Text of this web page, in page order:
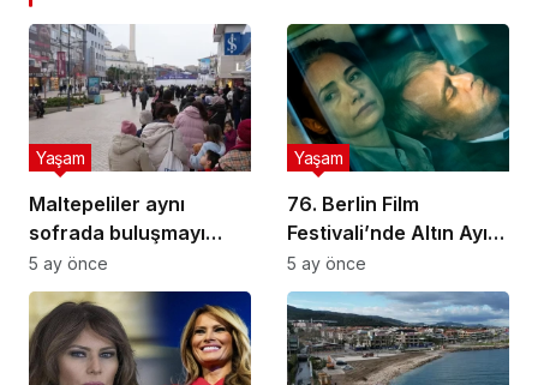
Maltepeliler aynı
sofrada buluşmayı
sürdürüyor
Yaşam
5 ay önce
76. Berlin Film
Festivali’nde Altın Ayı
ödülünü Sarı Zarflar
kazandı
Yaşam
5 ay önce